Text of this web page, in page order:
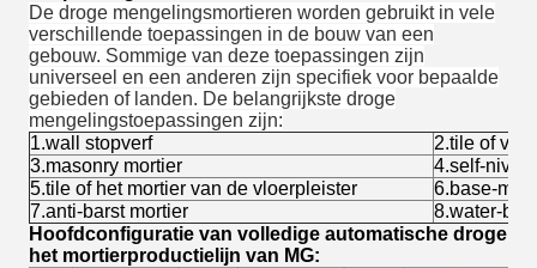
De droge mengelingsmortieren worden gebruikt in vele
verschillende toepassingen in de bouw van een
gebouw. Sommige van deze toepassingen zijn
universeel en een anderen zijn specifiek voor bepaalde
gebieden of landen. De belangrijkste droge
mengelingstoepassingen zijn:
1.wall stopverf
2.tile of
3.masonry mortier
4.self-
5.tile of het mortier van de vloerpleister
6.base-
7.anti-barst mortier
8.water-
Hoofdconfiguratie van volledige automatische droge
het mortierproductielijn van MG: